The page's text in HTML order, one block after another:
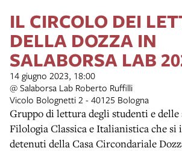
IL CIRCOLO DEI
DELLA DOZZA IN
SALABORSA LAB
14 giugno 2023, 18:00
@ Salaborsa Lab Roberto Ruffilli
Vicolo Bolognetti 2 - 40125 Bologna
Gruppo di lettura degli studenti e delle
Filologia Classica e Italianistica che
detenuti della Casa Circondariale